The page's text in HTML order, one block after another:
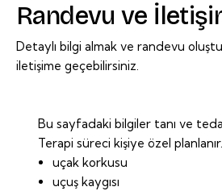
Randevu ve
Detaylı bilgi almak ve randevu
iletişime geçebilirsiniz.
Bu sayfadaki bilgiler tanı ve
Terapi süreci kişiye özel planlanır.
uçak korkusu
uçuş kaygısı